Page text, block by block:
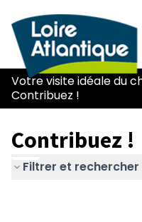
Votre visite idéale du
Contribuez !
Contribuez !
Filtrer et rechercher